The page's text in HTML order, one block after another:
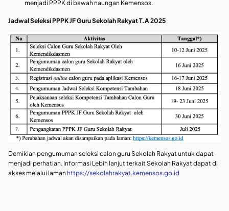
menjadi PPPK di bawah naungan Kemensos.
Jadwal Seleksi PPPK JF Guru Sekolah Rakyat T.A 2025
Demikian pengumuman seleksi calon guru Sekolah Rakyat untuk dapat
menjadi perhatian. Informasi Lebih lanjut terkait Sekolah Rakyat dapat di
akses melalui laman https://sekolahrakyat.kemensos.go.id